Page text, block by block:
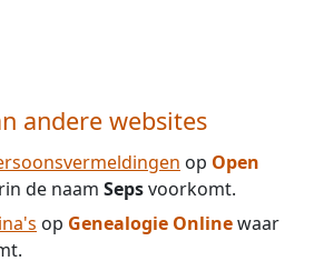
andere websites
op Open
de naam Sepsvoorkomt.
op Genealogie Onlinewaar